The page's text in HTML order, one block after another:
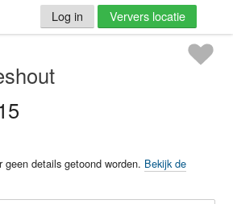
Log in Ververs locatie
geen details getoond worden. Bekijk de